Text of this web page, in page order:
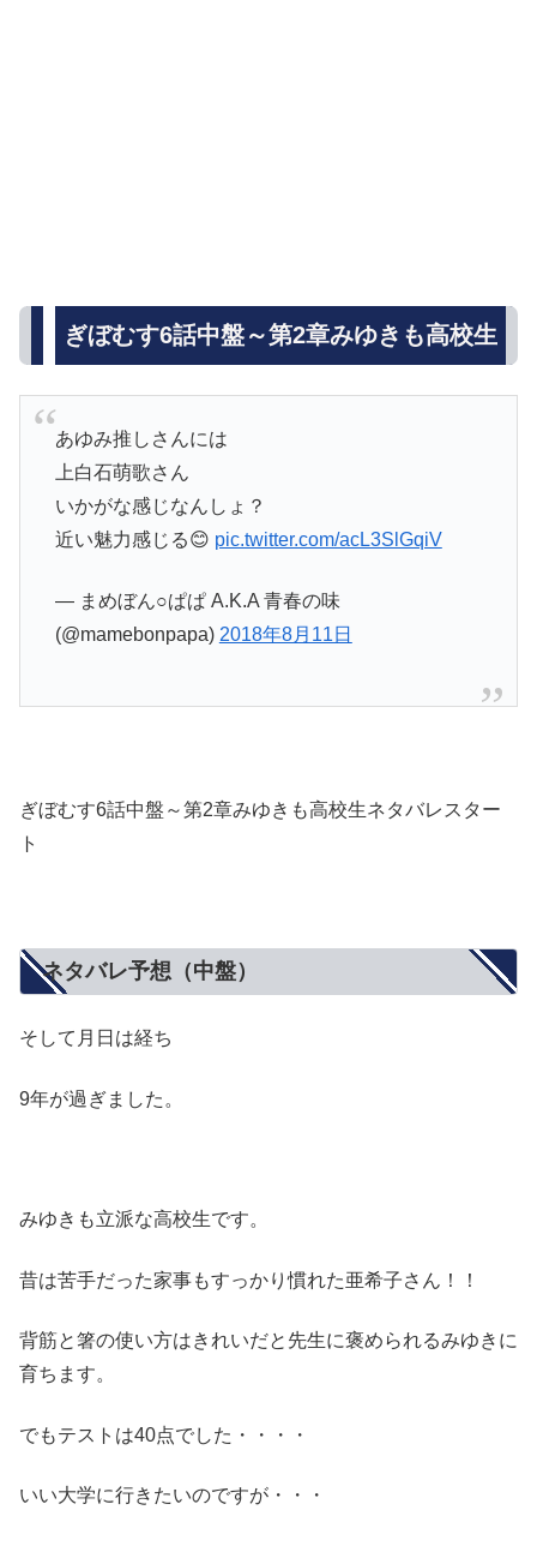
ぎぼむす6話中盤～第2章みゆきも高校生
あゆみ推しさんには
上白石萌歌さん
いかがな感じなんしょ？
近い魅力感じる😊 pic.twitter.com/acL3SlGqiV
— まめぼん○ぱぱ A.K.A 青春の味
(@mamebonpapa) 2018年8月11日
ぎぼむす6話中盤～第2章みゆきも高校生ネタバレスター
ト
ネタバレ予想（中盤）
そして月日は経ち
9年が過ぎました。
みゆきも立派な高校生です。
昔は苦手だった家事もすっかり慣れた亜希子さん！！
背筋と箸の使い方はきれいだと先生に褒められるみゆきに
育ちます。
でもテストは40点でした・・・・
いい大学に行きたいのですが・・・